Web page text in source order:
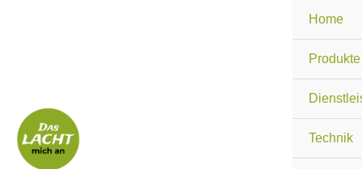
Home
Produkte
Technik